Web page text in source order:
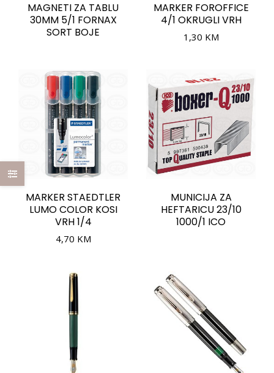
MAGNETI ZA TABLU
30MM 5/1 FORNAX
SORT BOJE
MARKER FOROFFICE
4/1 OKRUGLI VRH
1,30 KM
MARKER STAEDTLER
LUMO COLOR KOSI
VRH 1/4
4,70 KM
MUNICIJA ZA
HEFTARICU 23/10
1000/1 ICO